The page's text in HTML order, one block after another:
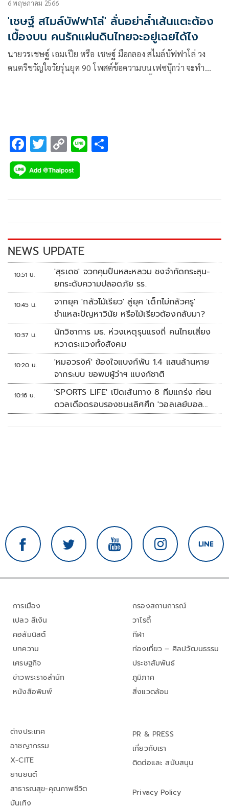
6 พฤษภาคม 2566
'เชษฐ์ สไมล์บัฟฟาโล่' ลั่นอย่าล้ำเส้นแตะต้อง
เบื้องบน คนรักแผ่นดินไทยจะอยู่เฉยได้ไง
นายวรเชษฐ์ เอมเปีย หรือ เชษฐ์ มือกลอง สไมล์บัฟฟาโล่ วง
ดนตรีขวัญใจวัยรุ่นยุค 90 โพสต์ข้อความบนเฟซบุ๊กว่า จะทำ
F
ac
e
k
T
wi
tt
C
o
p
k
Li
NEWS UPDATE
10:51 น.
'สุรเดช' จวกคุมปืนหละหลวม ชงจำกัดกระสุน-
ยกระดับความปลอดภัย รร.
10:45 น.
จากยุค 'กลัวไม้เรียว' สู่ยุค 'เด็กไม่กลัวครู'
ชำแหละปัญหาวินัย หรือไม้เรียวต้องกลับมา?
10:37 น.
นักวิชาการ มธ. ห่วงเหตุรุนแรงถี่ คนไทยเสี่ยง
หวาดระแวงทั้งสังคม
10:20 น.
'หมอวรงค์' ข้องใจแบงก์พัน 1.4 แสนล้านหาย
จากระบบ ขอพบผู้ว่าฯ แบงก์ชาติ
10:16 น.
'SPORTS LIFE' เปิดเส้นทาง 8 ทีมแกร่ง ก่อน
ดวลเดือดรอบรองชนะเลิศศึก 'วอลเลย์บอล
นักเรียน แชมป์กีฬา 7HD 2026'
การเมือง
เปลว สีเงิน
คอลัมนิสต์
บทความ
เศรษฐกิจ
ข่าวพระราชสำนัก
หนังสือพิมพ์
กรองสถานการณ์
วาไรตี้
กีฬา
ท่องเที่ยว – ศิลปวัฒนธรรม
ประชาสัมพันธ์
ภูมิภาค
สิ่งแวดล้อม
ต่างประเทศ
อาชญากรรม
X-CITE
ยานยนต์
สาธารณสุข-คุณภาพชีวิต
บันเทิง
PR & PRESS
เกี่ยวกับเรา
ติดต่อและ สนับสนุน
Privacy Policy